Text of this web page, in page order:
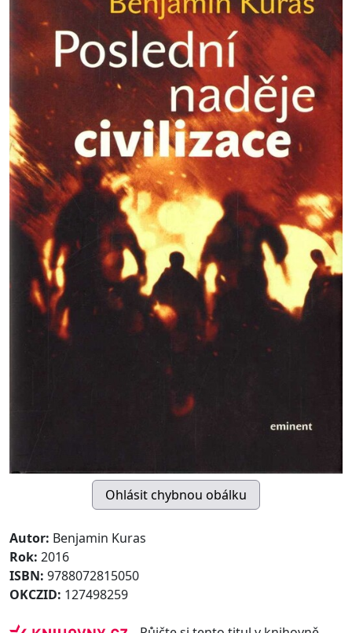
Autor: Benjamin Kuras
Rok: 2016
ISBN: 9788072815050
OKCZID: 127498259